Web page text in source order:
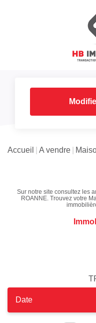
Accueil A vendre
Sur notre site consultez les
ROANNE. Trouvez votre